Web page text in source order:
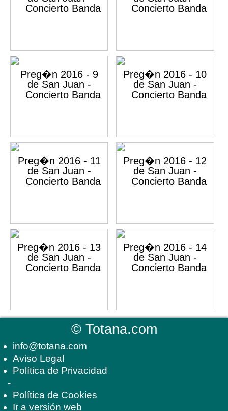
©Totana.com
info@totana.com
Aviso Legal
Política de Privacidad
-
Política de Cookies
Ir a versión web